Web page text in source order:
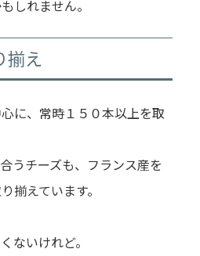
しれません。
揃え
に、常時１５０本以上を取
うチーズも、フランス産を
揃えています。
ないけれど。